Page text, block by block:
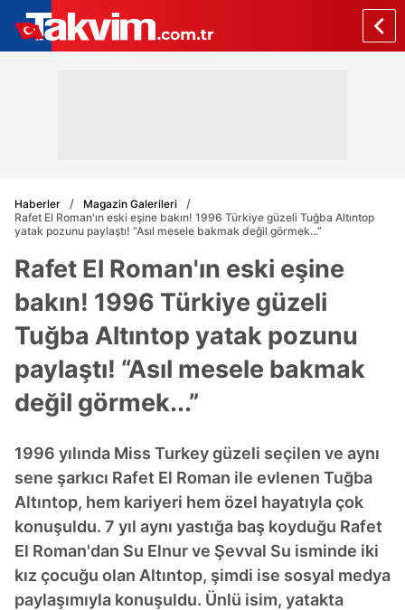
Haberler
Magazin Galerileri
Rafet El Roman'ın eski eşine bakın! 1996 Türkiye güzeli Tuğba Altıntop
yatak pozunu paylaştı! “Asıl mesele bakmak değil görmek...”
Rafet El Roman'ın eski eşine
bakın! 1996 Türkiye güzeli
Tuğba Altıntop yatak pozunu
paylaştı! “Asıl mesele bakmak
değil görmek...”
1996 yılında Miss Turkey güzeli seçilen ve aynı
sene şarkıcı Rafet El Roman ile evlenen Tuğba
Altıntop, hem kariyeri hem özel hayatıyla çok
konuşuldu. 7 yıl aynı yastığa baş koyduğu Rafet
El Roman'dan Su Elnur ve Şevval Su isminde iki
kız çocuğu olan Altıntop, şimdi ise sosyal medya
paylaşımıyla konuşuldu. Ünlü isim, yatakta